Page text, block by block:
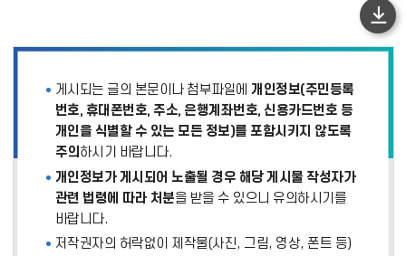
역
치
기
게시되는 글의 본문이나 첨부파일에 개인정보(주민등록
번호, 휴대폰번호, 주소, 은행계좌번호, 신용카드번호 등
개인을 식별할 수 있는 모든 정보)를 포함시키지 않도록
주의 하시기 바랍니다.
개인정보가 게시되어 노출될 경우 해당 게시물 작성자가
관련 법령에 따라 처분을 받을 수 있으니 유의하시기를
바랍니다.
저작권자의 허락없이 제작물(사진, 그림, 영상, 폰트 등)
하
단